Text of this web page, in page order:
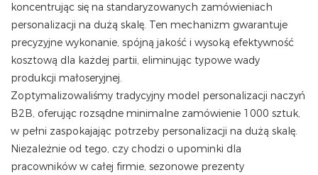
koncentrując się na standaryzowanych zamówieniach
personalizacji na dużą skalę. Ten mechanizm gwarantuje
precyzyjne wykonanie, spójną jakość i wysoką efektywność
kosztową dla każdej partii, eliminując typowe wady
produkcji małoseryjnej.
Zoptymalizowaliśmy tradycyjny model personalizacji naczyń
B2B, oferując rozsądne minimalne zamówienie 1000 sztuk,
w pełni zaspokajając potrzeby personalizacji na dużą skalę.
Niezależnie od tego, czy chodzi o upominki dla
pracowników w całej firmie, sezonowe prezenty